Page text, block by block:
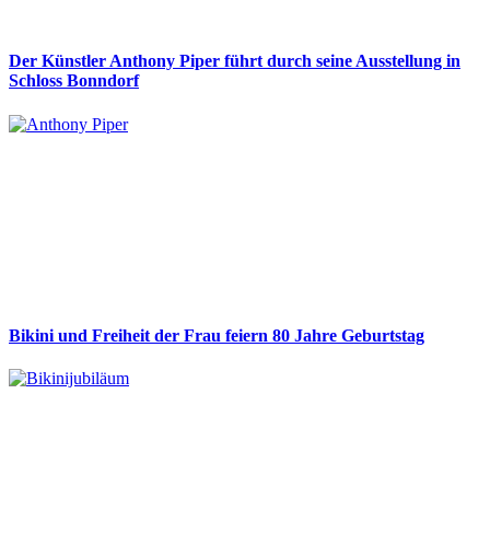
Der Künstler Anthony Piper führt durch seine Ausstellung in
Schloss Bonndorf
Bikini und Freiheit der Frau feiern 80 Jahre Geburtstag